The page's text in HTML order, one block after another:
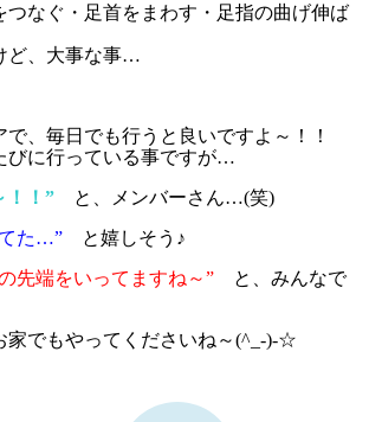
つなぐ・足首をまわす・足指の曲げ伸ば
ど、大事な事…
で、毎日でも行うと良いですよ～！！
びに行っている事ですが…
！！” と、メンバーさん…(笑)
てた…”
と嬉しそう♪
先端をいってますね～”
と、みんなで
家でもやってくださいね～(^_-)-☆